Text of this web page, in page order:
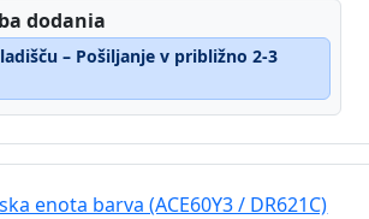
dodania
– Pošiljanje v približno 2-3
enota barva (ACE60Y3 / DR621C)